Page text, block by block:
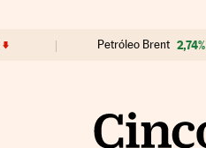
Petróleo Brent 2,74%